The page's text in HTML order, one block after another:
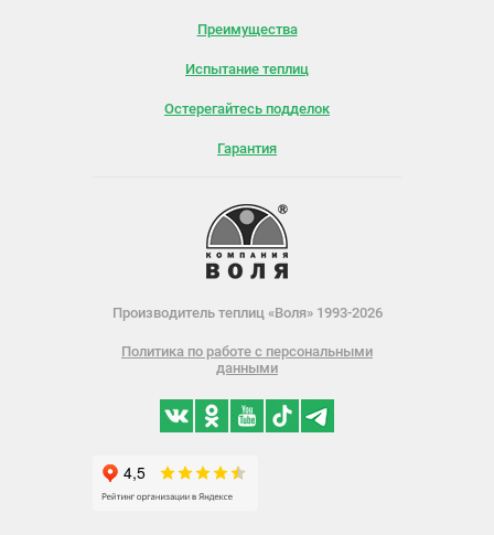
Преимущества
Испытание теплиц
Остерегайтесь подделок
Гарантия
Производитель теплиц «Воля» 1993-2026
Политика по работе с персональными
данными